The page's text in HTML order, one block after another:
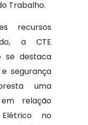
Trabalho.
recursos
a CTE
se destaca
segurança
uma
relação
no